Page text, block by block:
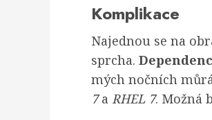
Komplikace
Najednou se na
sprcha.
mých nočních
7a RHEL 7. Možná